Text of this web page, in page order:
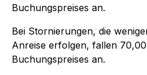
Buchungspreises an.
Bei Stornierungen, die
Anreise erfolgen, fallen
Buchungspreises an.